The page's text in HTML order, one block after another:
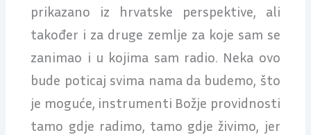
prikazano iz hrvatske perspektive, ali
također i za druge zemlje za koje sam se
zanimao i u kojima sam radio. Neka ovo
bude poticaj svima nama da budemo, što
je moguće, instrumenti Božje providnosti
tamo gdje radimo, tamo gdje živimo, jer